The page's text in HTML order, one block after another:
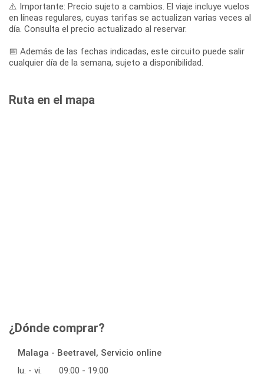
⚠️ Importante: Precio sujeto a cambios. El viaje incluye vuelos
en líneas regulares, cuyas tarifas se actualizan varias veces al
día. Consulta el precio actualizado al reservar.
📅 Además de las fechas indicadas, este circuito puede salir
cualquier día de la semana, sujeto a disponibilidad.
Ruta en el mapa
¿Dónde comprar?
Malaga - Beetravel, Servicio online
lu. - vi.
09:00 - 19:00